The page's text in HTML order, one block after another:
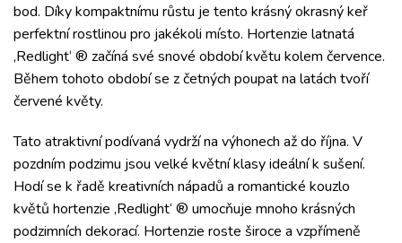
bod. Díky kompaktnímu růstu je tento krásný okrasný keř
perfektní rostlinou pro jakékoli místo. Hortenzie latnatá
‚Redlight‘ ® začíná své snové období květu kolem července.
Během tohoto období se z četných poupat na latách tvoří
červené květy.
Tato atraktivní podívaná vydrží na výhonech až do října. V
pozdním podzimu jsou velké květní klasy ideální k sušení.
Hodí se k řadě kreativních nápadů a romantické kouzlo
květů hortenzie ‚Redlight‘ ® umocňuje mnoho krásných
podzimních dekorací. Hortenzie roste široce a vzpřímeně